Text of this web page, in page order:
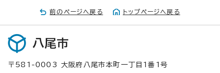
前のページへ戻る トップページへ戻る
八尾市
〒581-0003 大阪府八尾市本町一丁目1番1号